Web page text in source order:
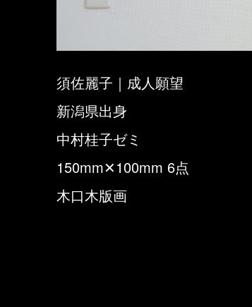
須佐麗子｜成人願望
新潟県出身
中村桂子ゼミ
150mm✕100mm 6点
木口木版画